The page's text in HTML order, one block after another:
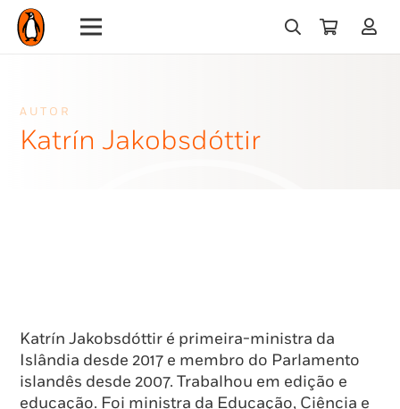
AUTOR
Katrín Jakobsdóttir
Katrín Jakobsdóttir é primeira-ministra da
Islândia desde 2017 e membro do Parlamento
islandês desde 2007. Trabalhou em edição e
educação. Foi ministra da Educação, Ciência e